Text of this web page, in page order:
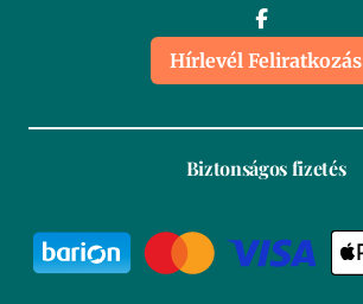
Hírlevél Feliratkozás
Biztonságos fizetés